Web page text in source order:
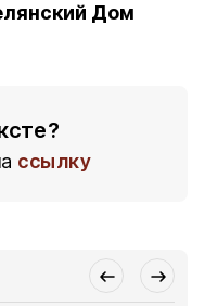
Дом
ссылку